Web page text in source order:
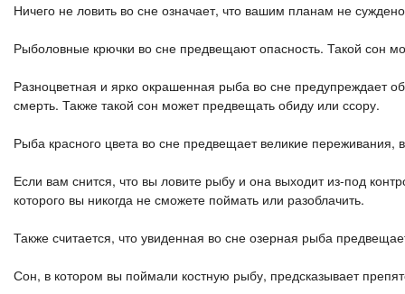
Ничего не ловить во сне означает, что вашим планам не
Рыболовные крючки во сне предвещают опасность. Такой сон
Разноцветная и ярко окрашенная рыба во сне предупреждает
смерть. Также такой сон может предвещать обиду или ссору.
Рыба красного цвета во сне предвещает великие переживания,
Если вам снится, что вы ловите рыбу и она выходит из-под
которого вы никогда не сможете поймать или разоблачить.
Также считается, что увиденная во сне озерная рыба
Сон, в котором вы поймали костную рыбу, предсказывает